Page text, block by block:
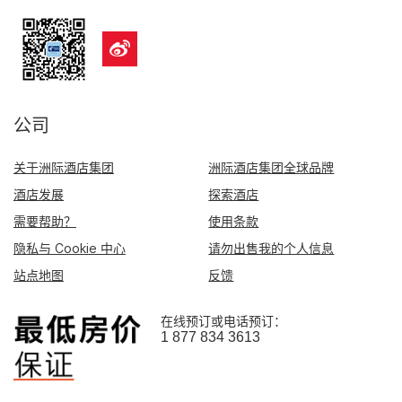
公司
关于洲际酒店集团
洲际酒店集团全球品牌
酒店发展
探索酒店
需要帮助？
使用条款
隐私与 Cookie 中心
请勿出售我的个人信息
站点地图
反馈
在线预订或电话预订：
1 877 834 3613